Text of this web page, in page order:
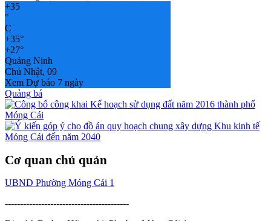
+35
°
C
+35°
+27°
Quảng Ninh
Chủ Nhật, 09
Xem Dự báo 7 ngày
Quảng bá
Cơ quan chủ quản
UBND Phường Móng Cái 1
-----------------------------------------